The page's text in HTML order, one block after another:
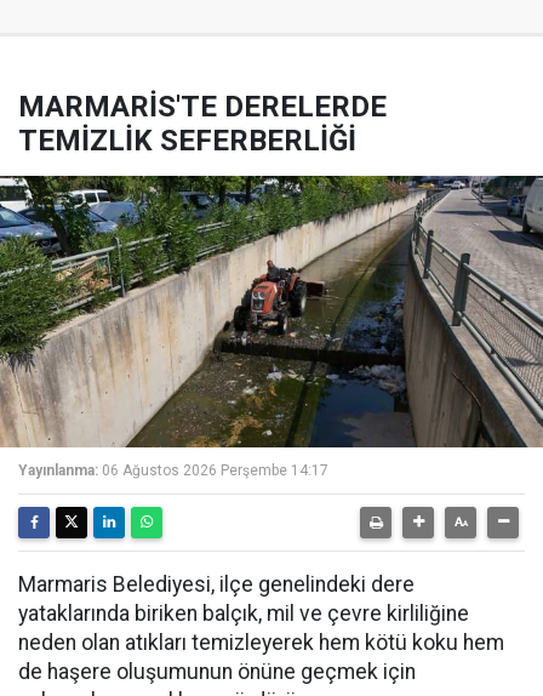
MARMARİS'TE DERELERDE
TEMİZLİK SEFERBERLİĞİ
Yayınlanma: 06 Ağustos 2026 Perşembe 14:17
Marmaris Belediyesi, ilçe genelindeki dere
yataklarında biriken balçık, mil ve çevre kirliliğine
neden olan atıkları temizleyerek hem kötü koku hem
de haşere oluşumunun önüne geçmek için